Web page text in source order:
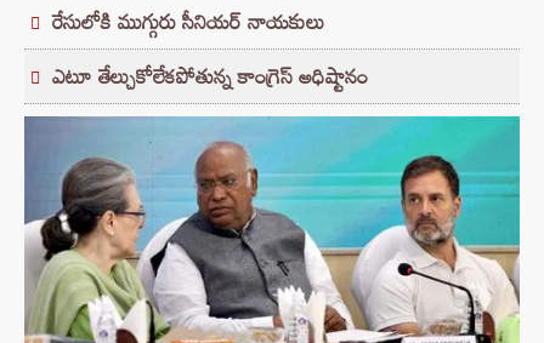
రేసులోకి ముగ్గురు సీనియర్ నాయకులు
ఎటూ తేల్చుకోలేకపోతున్న కాంగ్రెస్ అధిష్టానం